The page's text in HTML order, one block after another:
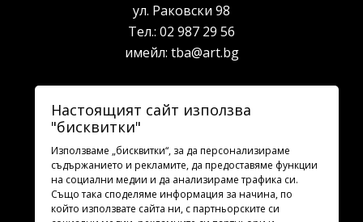
ул. Раковски 98
Тел.: 02 987 29 56
имейл: tba@art.bg
Билетна каса
телефон:
рабoтно време: 10:00 - 19:30
Последвайте ни
Настоящият сайт използва
"бисквитки"
Използваме „бисквитки“, за да персонализираме
съдържанието и рекламите, да предоставяме функции
на социални медии и да анализираме трафика си.
Също така споделяме информация за начина, по
който използвате сайта ни, с партньорските си